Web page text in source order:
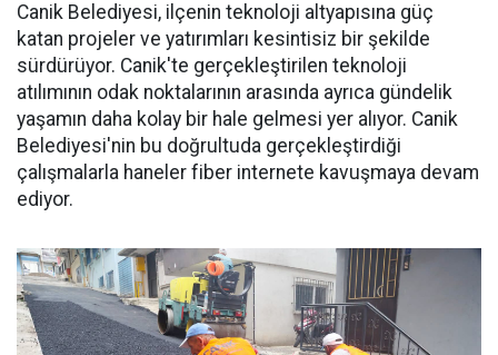
Canik Belediyesi, ilçenin teknoloji altyapısına güç
katan projeler ve yatırımları kesintisiz bir şekilde
sürdürüyor. Canik'te gerçekleştirilen teknoloji
atılımının odak noktalarının arasında ayrıca gündelik
yaşamın daha kolay bir hale gelmesi yer alıyor. Canik
Belediyesi'nin bu doğrultuda gerçekleştirdiği
çalışmalarla haneler fiber internete kavuşmaya devam
ediyor.